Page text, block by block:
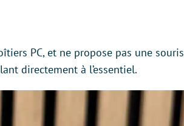
PC, et ne propose pas une souris
directement à l’essentiel.